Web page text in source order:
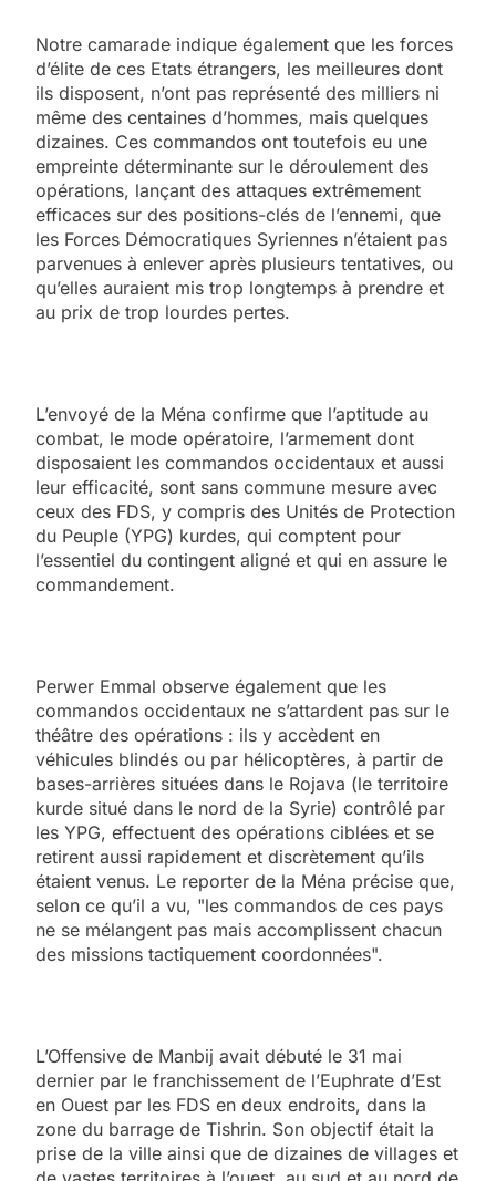
Notre camarade indique également que les forces
d’élite de ces Etats étrangers, les meilleures dont
ils disposent, n’ont pas représenté des milliers ni
même des centaines d’hommes, mais quelques
dizaines. Ces commandos ont toutefois eu une
empreinte déterminante sur le déroulement des
opérations, lançant des attaques extrêmement
efficaces sur des positions-clés de l’ennemi, que
les Forces Démocratiques Syriennes n’étaient pas
parvenues à enlever après plusieurs tentatives, ou
qu’elles auraient mis trop longtemps à prendre et
au prix de trop lourdes pertes.
L’envoyé de la Ména confirme que l’aptitude au
combat, le mode opératoire, l’armement dont
disposaient les commandos occidentaux et aussi
leur efficacité, sont sans commune mesure avec
ceux des FDS, y compris des Unités de Protection
du Peuple (YPG) kurdes, qui comptent pour
l’essentiel du contingent aligné et qui en assure le
commandement.
Perwer Emmal observe également que les
commandos occidentaux ne s’attardent pas sur le
théâtre des opérations : ils y accèdent en
véhicules blindés ou par hélicoptères, à partir de
bases-arrières situées dans le Rojava (le territoire
kurde situé dans le nord de la Syrie) contrôlé par
les YPG, effectuent des opérations ciblées et se
retirent aussi rapidement et discrètement qu’ils
étaient venus. Le reporter de la Ména précise que,
selon ce qu’il a vu, "les commandos de ces pays
ne se mélangent pas mais accomplissent chacun
des missions tactiquement coordonnées".
L’Offensive de Manbij avait débuté le 31 mai
dernier par le franchissement de l’Euphrate d’Est
en Ouest par les FDS en deux endroits, dans la
zone du barrage de Tishrin. Son objectif était la
prise de la ville ainsi que de dizaines de villages et